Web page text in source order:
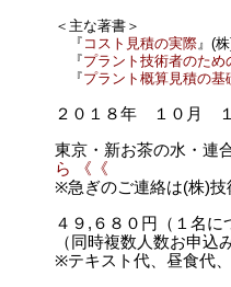
＜主な著書＞
『 コスト見積の実際』(
『プラント技術者のた
『プラント概算見積の基
２０１８年 １０月
東京・新お茶の水・
ら 《《
※急ぎのご連絡は(株)技
４９,６８０円（１名に
（同時複数人数お申込
※テキスト代、昼食代